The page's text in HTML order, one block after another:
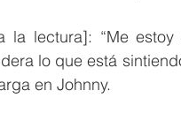
la lectura]: “Me
lo que está
en Johnny.